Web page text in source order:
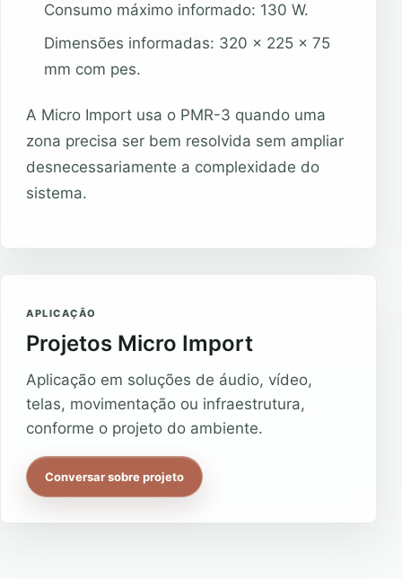
Consumo máximo informado: 130 W.
Dimensões informadas: 320 x 225 x 75
mm com pes.
A Micro Import usa o PMR-3 quando uma
zona precisa ser bem resolvida sem ampliar
desnecessariamente a complexidade do
sistema.
APLICAÇÃO
Projetos Micro Import
Aplicação em soluções de áudio, vídeo,
telas, movimentação ou infraestrutura,
conforme o projeto do ambiente.
Conversar sobre projeto